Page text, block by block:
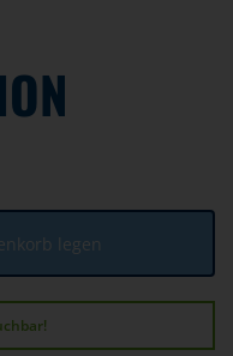
legen